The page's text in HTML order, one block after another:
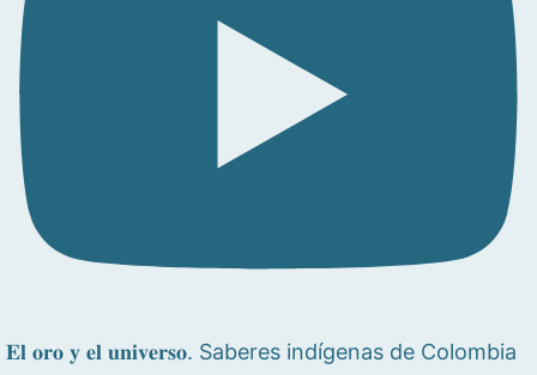
𝐄𝐥 𝐨𝐫𝐨 𝐲 𝐞𝐥 𝐮𝐧𝐢𝐯𝐞𝐫𝐬𝐨. Saberes indígenas de Colombia